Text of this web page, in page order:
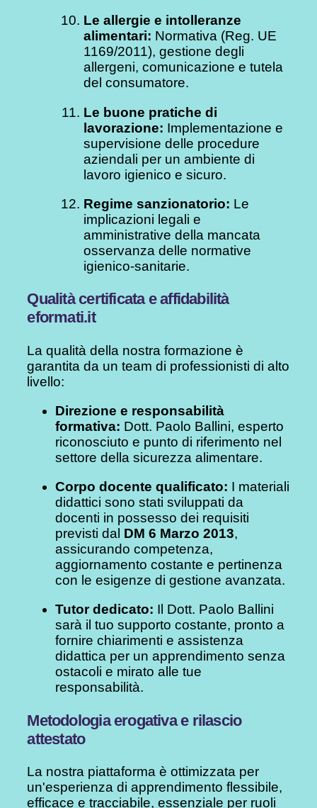
Le allergie e intolleranze
alimentari: Normativa (Reg. UE
1169/2011), gestione degli
allergeni, comunicazione e tutela
del consumatore.
Le buone pratiche di
lavorazione: Implementazione e
supervisione delle procedure
aziendali per un ambiente di
lavoro igienico e sicuro.
Regime sanzionatorio: Le
implicazioni legali e
amministrative della mancata
osservanza delle normative
igienico-sanitarie.
Qualità certificata e affidabilità
eformati.it
La qualità della nostra formazione è
garantita da un team di professionisti di alto
livello:
Direzione e responsabilità
formativa: Dott. Paolo Ballini, esperto
riconosciuto e punto di riferimento nel
settore della sicurezza alimentare.
Corpo docente qualificato: I materiali
didattici sono stati sviluppati da
docenti in possesso dei requisiti
previsti dal DM 6 Marzo 2013,
assicurando competenza,
aggiornamento costante e pertinenza
con le esigenze di gestione avanzata.
Tutor dedicato: Il Dott. Paolo Ballini
sarà il tuo supporto costante, pronto a
fornire chiarimenti e assistenza
didattica per un apprendimento senza
ostacoli e mirato alle tue
responsabilità.
Metodologia erogativa e rilascio
attestato
La nostra piattaforma è ottimizzata per
un'esperienza di apprendimento flessibile,
efficace e tracciabile, essenziale per ruoli